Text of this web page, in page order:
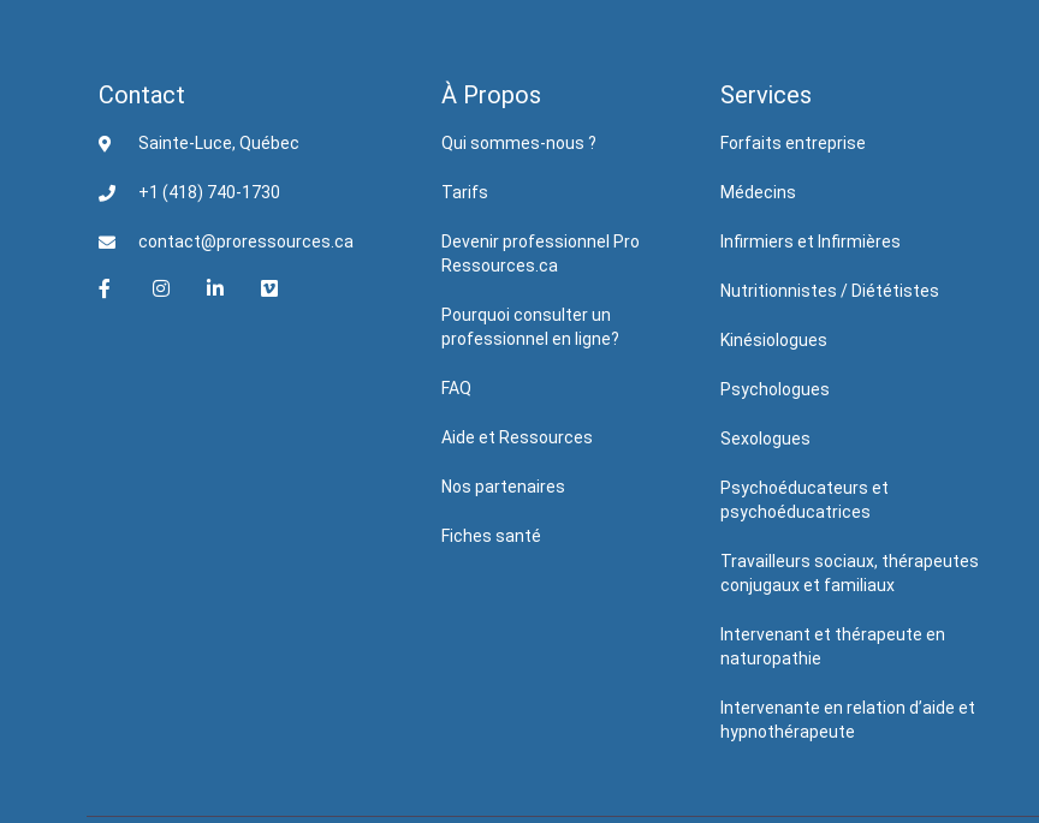
Contact
Sainte-Luce, Québec
+1 (418) 740-1730
contact@proressources.ca
À Propos
Qui sommes-nous ?
Tarifs
Devenir professionnel Pro
Ressources.ca
Pourquoi consulter un
professionnel en ligne?
FAQ
Aide et Ressources
Nos partenaires
Fiches santé
Services
Forfaits entreprise
Médecins
Infirmiers et Infirmières
Nutritionnistes / Diététistes
Kinésiologues
Psychologues
Sexologues
Psychoéducateurs et
psychoéducatrices
Travailleurs sociaux, thérapeutes
conjugaux et familiaux
Intervenant et thérapeute en
naturopathie
Intervenante en relation d’aide et
hypnothérapeute